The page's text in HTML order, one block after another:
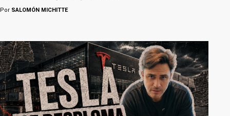
Por SALOMÓN MICHITTE